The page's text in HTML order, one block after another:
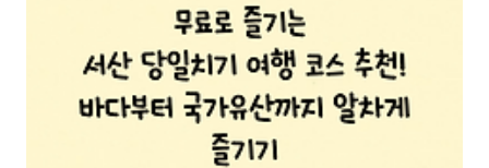
요금 정보 (2025년 기준) 4. 이용 전 꼭 알아두면 좋은 꿀팁 5. 인생샷 스
팟으로도 강력 추천 6. 실제 방문자 후기 요약 7...